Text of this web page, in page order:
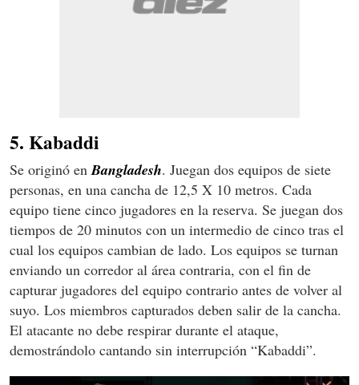
5. Kabaddi
Se originó enBangladesh. Juegan dos equipos de siete
personas, en una cancha de 12,5 X 10 metros. Cada
equipo tiene cinco jugadores en la reserva. Se juegan dos
tiempos de 20 minutos con un intermedio de cinco tras el
cual los equipos cambian de lado. Los equipos se turnan
enviando un corredor al área contraria, con el fin de
capturar jugadores del equipo contrario antes de volver al
suyo. Los miembros capturados deben salir de la cancha.
El atacante no debe respirar durante el ataque,
demostrándolo cantando sin interrupción “Kabaddi”.